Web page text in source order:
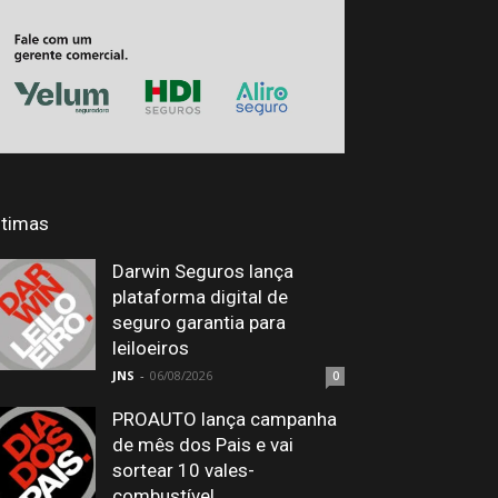
Darwin Seguros lança
plataforma digital de
seguro garantia para
leiloeiros
JNS - 06/08/2026 0
PROAUTO lança campanha
de mês dos Pais e vai
sortear 10 vales-